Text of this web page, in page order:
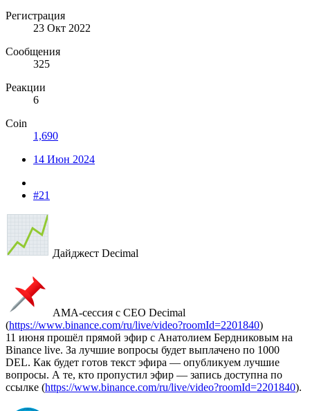
Регистрация
23 Окт 2022
Сообщения
325
Реакции
6
Coin
1,690
14 Июн 2024
#21
Дайджест Decimal
АМА-сессия с CEO Decimal
(https://www.binance.com/ru/live/video?roomId=2201840)
11 июня прошёл прямой эфир с Анатолием Бердниковым на
Binance live. За лучшие вопросы будет выплачено по 1000
DEL. Как будет готов текст эфира — опубликуем лучшие
вопросы. А те, кто пропустил эфир — запись доступна по
ссылке (https://www.binance.com/ru/live/video?roomId=2201840).